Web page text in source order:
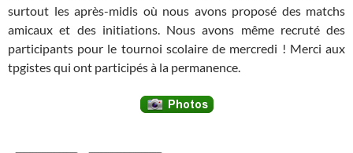
surtout les après-midis où nous avons proposé des matchs
amicaux et des initiations. Nous avons même recruté des
participants pour le tournoi scolaire de mercredi ! Merci aux
tpgistes qui ont participés à la permanence.